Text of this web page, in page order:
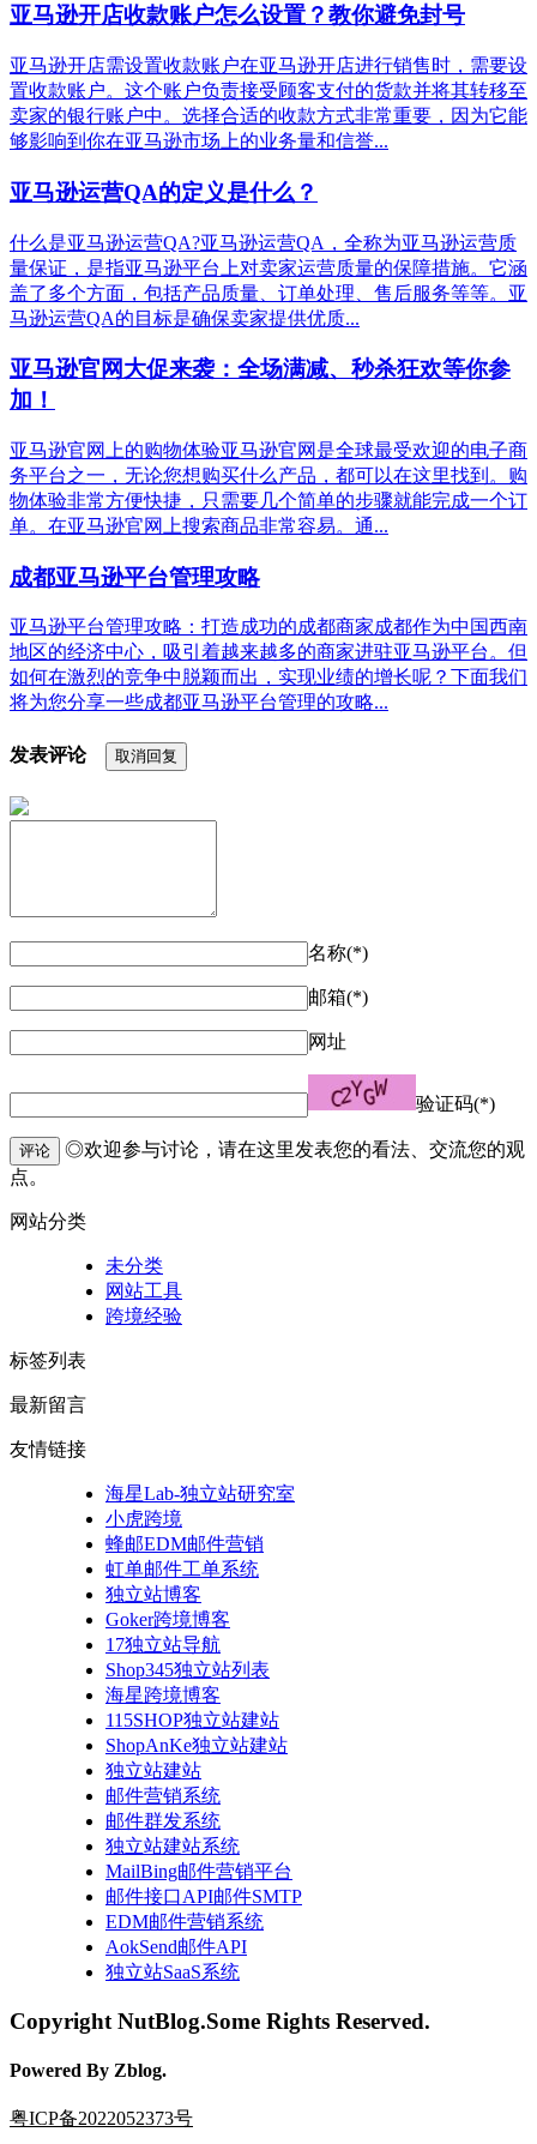
亚马逊开店收款账户怎么设置？教你避免封号
亚马逊开店需设置收款账户在亚马逊开店进行销售时，需要设
置收款账户。这个账户负责接受顾客支付的货款并将其转移至
卖家的银行账户中。选择合适的收款方式非常重要，因为它能
够影响到你在亚马逊市场上的业务量和信誉...
亚马逊运营QA的定义是什么？
什么是亚马逊运营QA?亚马逊运营QA，全称为亚马逊运营质
量保证，是指亚马逊平台上对卖家运营质量的保障措施。它涵
盖了多个方面，包括产品质量、订单处理、售后服务等等。亚
马逊运营QA的目标是确保卖家提供优质...
亚马逊官网大促来袭：全场满减、秒杀狂欢等你参
加！
亚马逊官网上的购物体验亚马逊官网是全球最受欢迎的电子商
务平台之一，无论您想购买什么产品，都可以在这里找到。购
物体验非常方便快捷，只需要几个简单的步骤就能完成一个订
单。在亚马逊官网上搜索商品非常容易。通...
成都亚马逊平台管理攻略
亚马逊平台管理攻略：打造成功的成都商家成都作为中国西南
地区的经济中心，吸引着越来越多的商家进驻亚马逊平台。但
如何在激烈的竞争中脱颖而出，实现业绩的增长呢？下面我们
将为您分享一些成都亚马逊平台管理的攻略...
发表评论 取消回复
名称(*)
邮箱(*)
网址
验证码(*)
评论
◎欢迎参与讨论，请在这里发表您的看法、交流您的观
点。
网站分类
未分类
网站工具
跨境经验
标签列表
最新留言
友情链接
海星Lab-独立站研究室
小虎跨境
蜂邮EDM邮件营销
虹单邮件工单系统
独立站博客
Goker跨境博客
17独立站导航
Shop345独立站列表
海星跨境博客
115SHOP独立站建站
ShopAnKe独立站建站
独立站建站
邮件营销系统
邮件群发系统
独立站建站系统
MailBing邮件营销平台
邮件接口API邮件SMTP
EDM邮件营销系统
AokSend邮件API
独立站SaaS系统
Copyright NutBlog.Some Rights Reserved.
Powered By Zblog.
粤ICP备2022052373号